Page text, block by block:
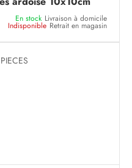
En stock Livraison à domicile
Indisponible Retrait en magasin